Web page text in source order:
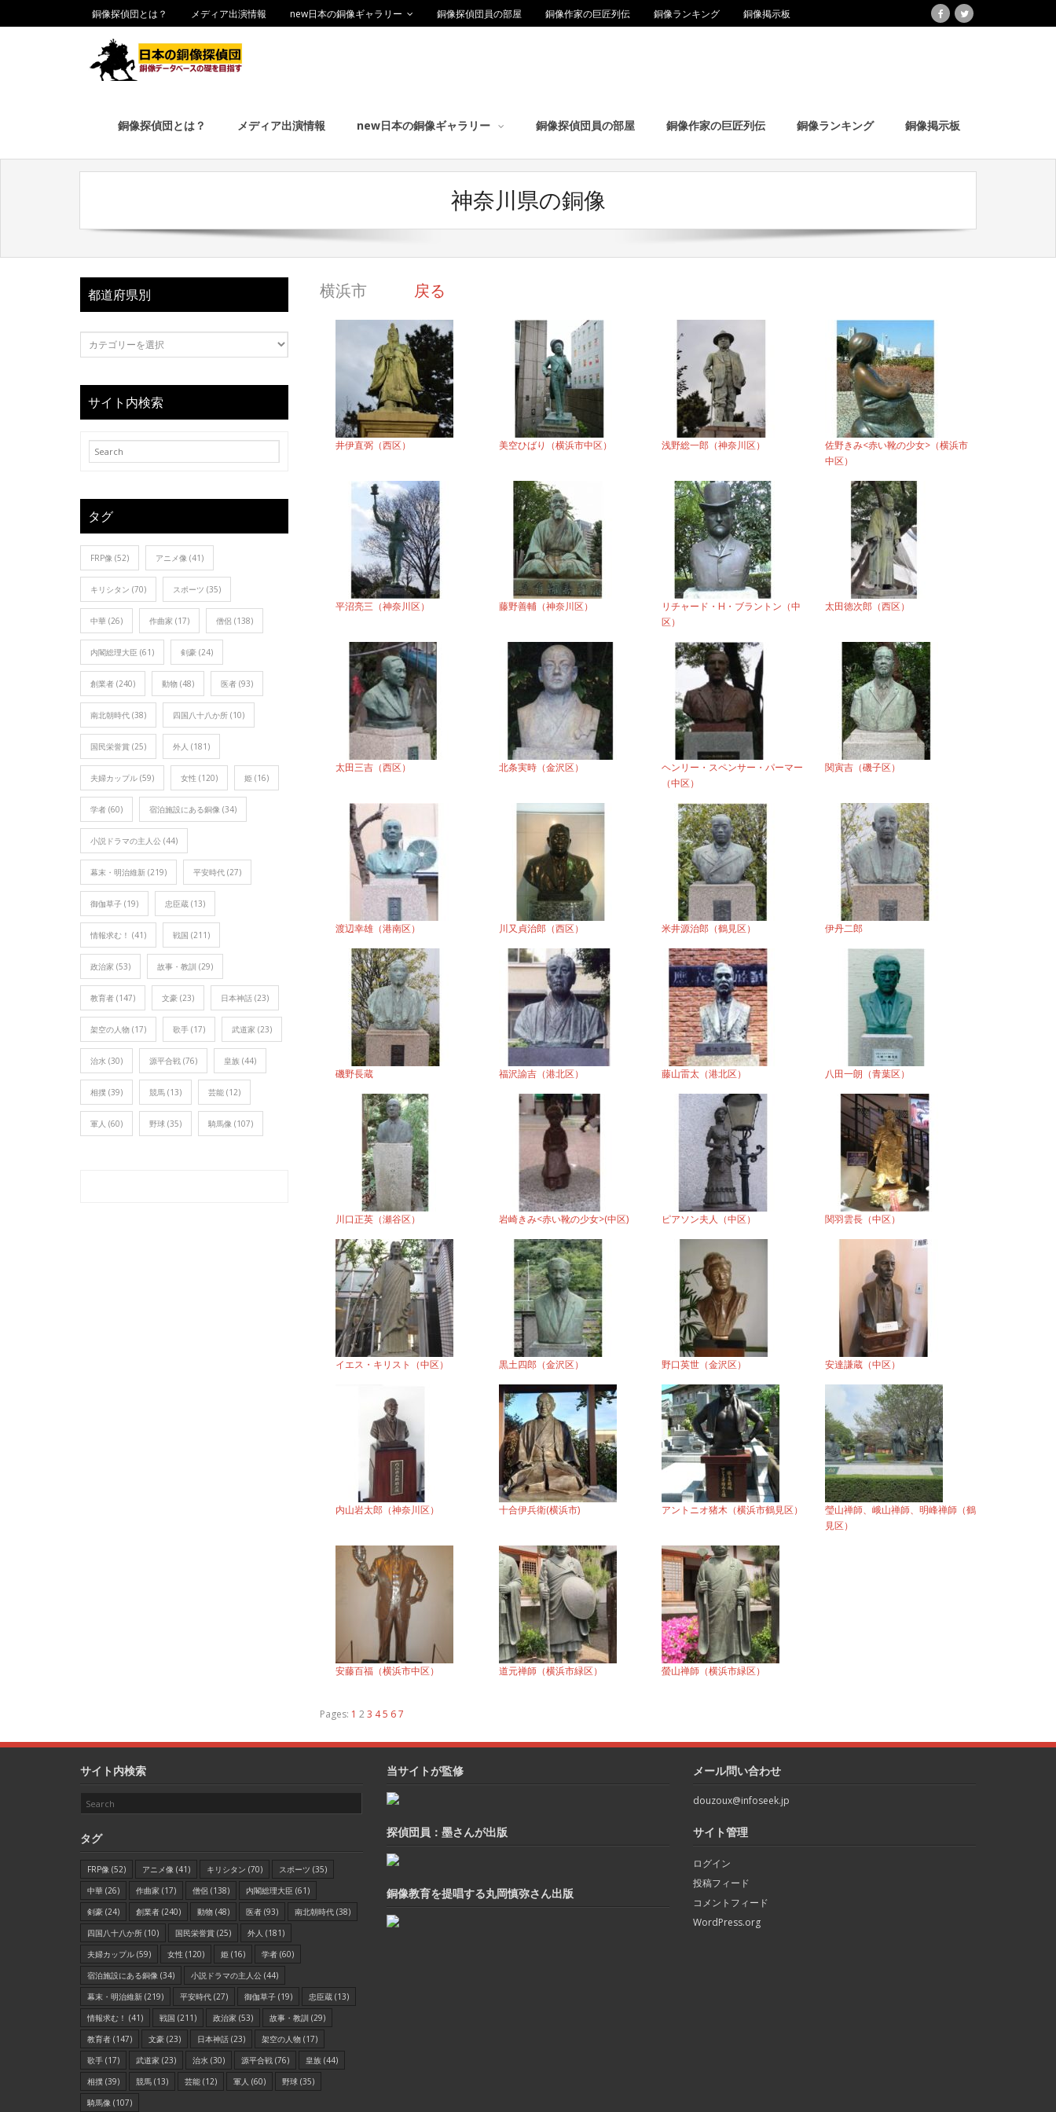
銅像探偵団とは？ メディア出演情報 new日本の銅像ギャラリー 銅像探偵団員の部屋 銅像作家の巨匠列伝 銅像ランキング 銅像掲示板
銅像探偵団とは？ メディア出演情報 new日本の銅像ギャラリー 銅像探偵団員の部屋 銅像作家の巨匠列伝 銅像ランキング 銅像掲示板
神奈川県の銅像
横浜市 戻る
井伊直弼（西区） 美空ひばり（横浜市中区） 浅野総一郎（神奈川区）
佐野きみ<赤い靴の少女>（横浜市
中区）
平沼亮三（神奈川区） 藤野善輔（神奈川区）
リチャード・H・ブラントン（中
区）
太田徳次郎（西区）
太田三吉（西区） 北条実時（金沢区）
ヘンリー・スペンサー・パーマー
（中区）
関寅吉（磯子区）
渡辺幸雄（港南区） 川又貞治郎（西区） 米井源治郎（鶴見区） 伊丹二郎
磯野長蔵 福沢諭吉（港北区） 藤山雷太（港北区） 八田一朗（青葉区）
川口正英（瀬谷区） 岩崎きみ<赤い靴の少女>(中区) ピアソン夫人（中区） 関羽雲長（中区）
イエス・キリスト（中区） 黒土四郎（金沢区） 野口英世（金沢区） 安達謙蔵（中区）
内山岩太郎（神奈川区） 十合伊兵衛(横浜市) アントニオ猪木（横浜市鶴見区）
瑩山禅師、峨山禅師、明峰禅師（鶴
見区）
安藤百福（横浜市中区） 道元禅師（横浜市緑区） 螢山禅師（横浜市緑区）
Pages: 1 23 45 67
都道府県別
サイト内検索
タグ
FRP像 (52) アニメ像 (41)
キリシタン (70) スポーツ (35)
中華 (26) 作曲家 (17) 僧侶 (138)
内閣総理大臣 (61) 剣豪 (24)
創業者 (240) 動物 (48) 医者 (93)
南北朝時代 (38) 四国八十八か所 (10)
国民栄誉賞 (25) 外人 (181)
夫婦カップル (59) 女性 (120) 姫 (16)
学者 (60) 宿泊施設にある銅像 (34)
小説ドラマの主人公 (44)
幕末・明治維新 (219) 平安時代 (27)
御伽草子 (19) 忠臣蔵 (13)
情報求む！ (41) 戦国 (211)
政治家 (53) 故事・教訓 (29)
教育者 (147) 文豪 (23) 日本神話 (23)
架空の人物 (17) 歌手 (17) 武道家 (23)
治水 (30) 源平合戦 (76) 皇族 (44)
相撲 (39) 競馬 (13) 芸能 (12)
軍人 (60) 野球 (35) 騎馬像 (107)
サイト内検索
タグ
FRP像 (52) アニメ像 (41) キリシタン (70) スポーツ (35)
中華 (26) 作曲家 (17) 僧侶 (138) 内閣総理大臣 (61)
剣豪 (24) 創業者 (240) 動物 (48) 医者 (93) 南北朝時代 (38)
四国八十八か所 (10) 国民栄誉賞 (25) 外人 (181)
夫婦カップル (59) 女性 (120) 姫 (16) 学者 (60)
宿泊施設にある銅像 (34) 小説ドラマの主人公 (44)
幕末・明治維新 (219) 平安時代 (27) 御伽草子 (19) 忠臣蔵 (13)
情報求む！ (41) 戦国 (211) 政治家 (53) 故事・教訓 (29)
教育者 (147) 文豪 (23) 日本神話 (23) 架空の人物 (17)
歌手 (17) 武道家 (23) 治水 (30) 源平合戦 (76) 皇族 (44)
相撲 (39) 競馬 (13) 芸能 (12) 軍人 (60) 野球 (35)
騎馬像 (107)
当サイトが監修
探偵団員：墨さんが出版
銅像教育を提唱する丸岡慎弥さん出版
メール問い合わせ
douzoux@infoseek.jp
サイト管理
ログイン
投稿フィード
コメントフィード
WordPress.org